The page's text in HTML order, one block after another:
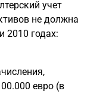
учет
не должна
2010 годах:
евро (в